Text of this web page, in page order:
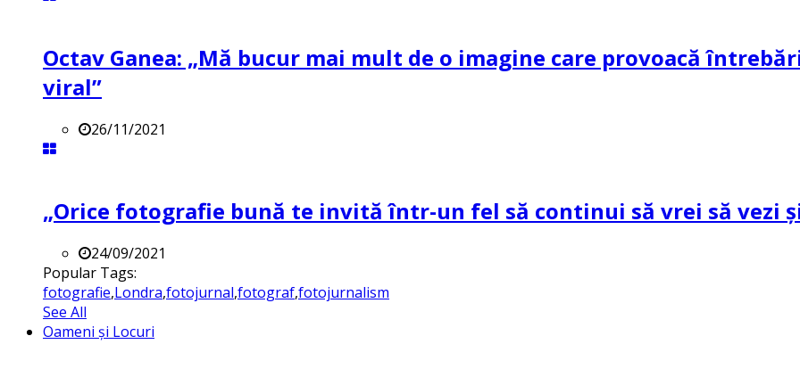
Octav Ganea: „Mă bucur mai mult de o imagine care provoacă
viral”
26/11/2021
„Orice fotografie bună te invită într-un fel să continui să vrei să vezi
24/09/2021
Popular Tags:
fotografie,Londra,fotojurnal,fotograf,fotojurnalism
See All
Oameni și Locuri